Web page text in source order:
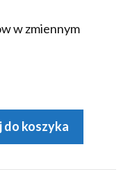
w zmiennym
sadownicze
do koszyka